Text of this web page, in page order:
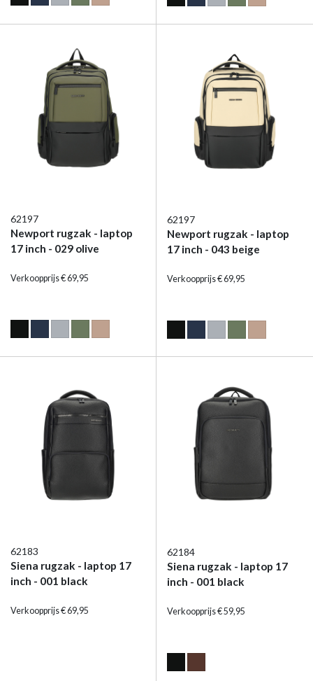
62197
Newport rugzak - laptop
17 inch - 029 olive
Verkoopprijs € 69,95
62197
Newport rugzak - laptop
17 inch - 043 beige
Verkoopprijs € 69,95
62183
Siena rugzak - laptop 17
inch - 001 black
Verkoopprijs € 69,95
62184
Siena rugzak - laptop 17
inch - 001 black
Verkoopprijs € 59,95